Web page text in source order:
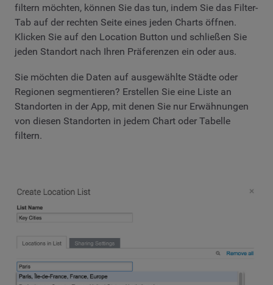
filtern möchten, können Sie das tun, indem Sie das Filter-
Tab auf der rechten Seite eines jeden Charts öffnen.
Klicken Sie auf den Location Button und schließen Sie
jeden Standort nach Ihren Präferenzen ein oder aus.
Sie möchten die Daten auf ausgewählte Städte oder
Regionen segmentieren? Erstellen Sie eine Liste an
Standorten in der App, mit denen Sie nur Erwähnungen
von diesen Standorten in jedem Chart oder Tabelle
filtern.